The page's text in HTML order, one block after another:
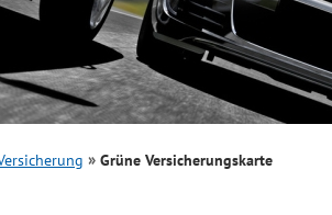
Grüne Versicherungskarte